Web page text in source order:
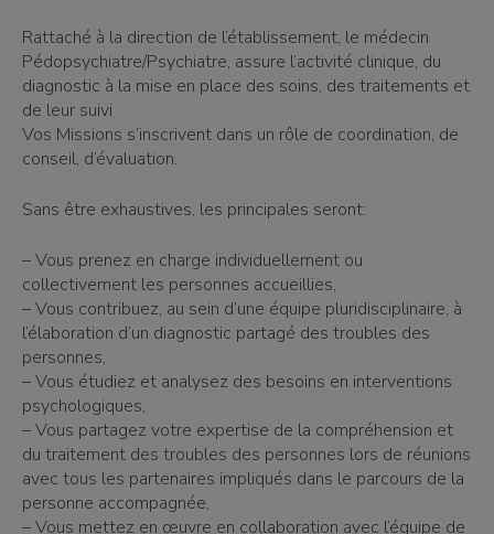
Rattaché à la direction de l’établissement, le médecin
Pédopsychiatre/Psychiatre, assure l’activité clinique, du
diagnostic à la mise en place des soins, des traitements et
de leur suivi
Vos Missions s’inscrivent dans un rôle de coordination, de
conseil, d’évaluation.
Sans être exhaustives, les principales seront:
– Vous prenez en charge individuellement ou
collectivement les personnes accueillies,
– Vous contribuez, au sein d’une équipe pluridisciplinaire, à
l’élaboration d’un diagnostic partagé des troubles des
personnes,
– Vous étudiez et analysez des besoins en interventions
psychologiques,
– Vous partagez votre expertise de la compréhension et
du traitement des troubles des personnes lors de réunions
avec tous les partenaires impliqués dans le parcours de la
personne accompagnée,
– Vous mettez en œuvre en collaboration avec l’équipe de